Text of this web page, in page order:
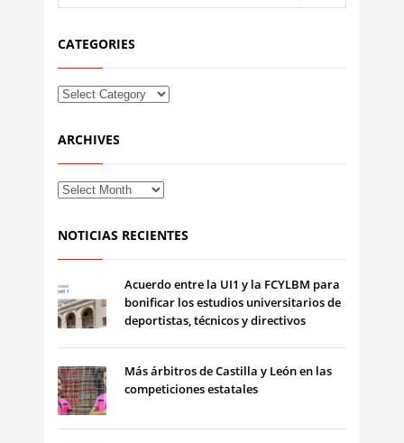
CATEGORIES
ARCHIVES
NOTICIAS RECIENTES
Acuerdo entre la UI1 y la FCYLBM para
bonificar los estudios universitarios de
deportistas, técnicos y directivos
Más árbitros de Castilla y León en las
competiciones estatales